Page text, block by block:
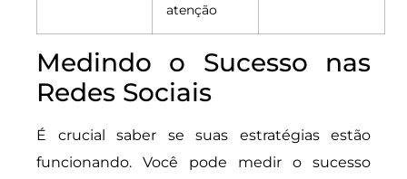
atenção
Medindo o Sucesso nas
Redes Sociais
É crucial saber se suas estratégias estão
funcionando. Você pode medir o sucesso